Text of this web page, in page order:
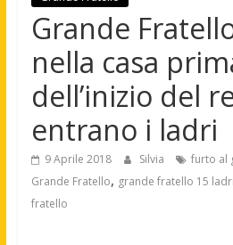
Grande
nella casa
dell’inizio del
entrano i ladri
9 Aprile 2018 Silvia furto al
Grande Fratello, grande fratello 15 ladri
fratello